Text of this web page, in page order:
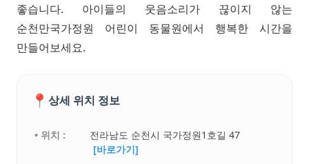
좋습니다. 아이들의 웃음소리가 끊이지 않는
순천만국가정원 어린이 동물원에서 행복한 시간을
만들어보세요.
📍 상세 위치 정보
• 위치 :
전라남도 순천시 국가정원1호길 47
[바로가기]